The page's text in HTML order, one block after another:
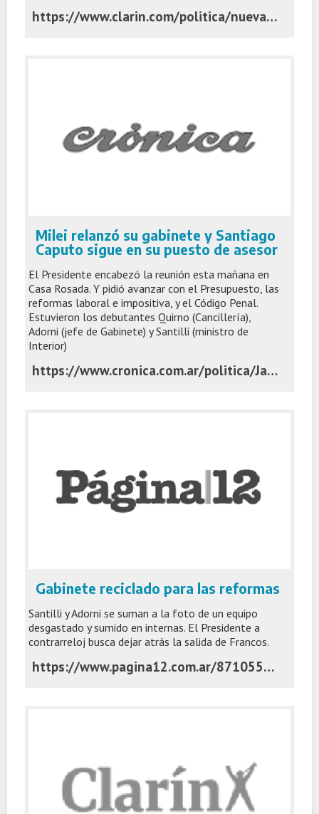
https://www.clarin.com/politica/nueva-encuesta-midio-milei-gano-eleccion-saldria-hoy-presidencial_0_t2paf3ndmv.html
Milei relanzó su gabinete y Santiago
Caputo sigue en su puesto de asesor
El Presidente encabezó la reunión esta mañana en
Casa Rosada. Y pidió avanzar con el Presupuesto, las
reformas laboral e impositiva, y el Código Penal.
Estuvieron los debutantes Quirno (Cancillería),
Adorni (jefe de Gabinete) y Santilli (ministro de
Interior)
https://www.cronica.com.ar/politica/Javier-Milei-viaja-a-Miami-Estados-Unidos-junto-a-Luis-Caputo-y-podria-cruzarse-a-Trump-20251103-0086.html
Gabinete reciclado para las reformas
Santilli y Adorni se suman a la foto de un equipo
desgastado y sumido en internas. El Presidente a
contrarreloj busca dejar atrás la salida de Francos.
https://www.pagina12.com.ar/871055-gabinete-reciclado-para-las-reformas